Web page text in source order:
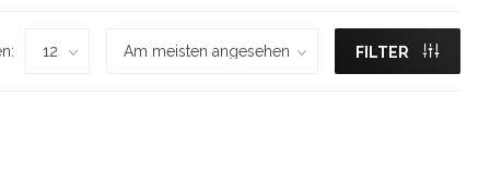
FILTER